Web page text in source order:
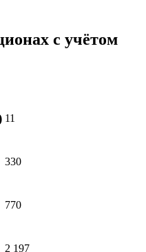
с учётом
11
330
770
2 197